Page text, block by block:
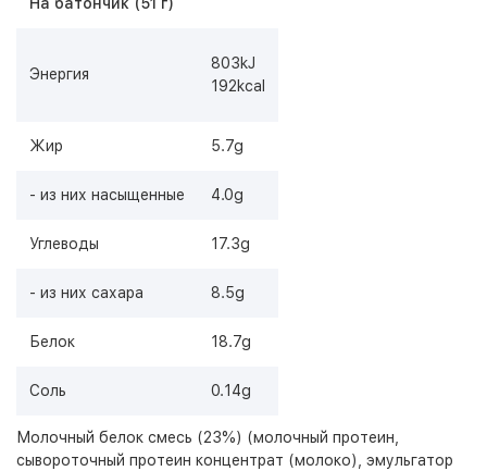
Энергия
803kJ
192kcal
Жир 5.7g
- из них насыщенные 4.0g
Углеводы 17.3g
- из них сахара 8.5g
Белок 18.7g
Соль 0.14g
Молочный белок смесь (23%) (молочный протеин,
сывороточный протеин концентрат (молоко), эмульгатор